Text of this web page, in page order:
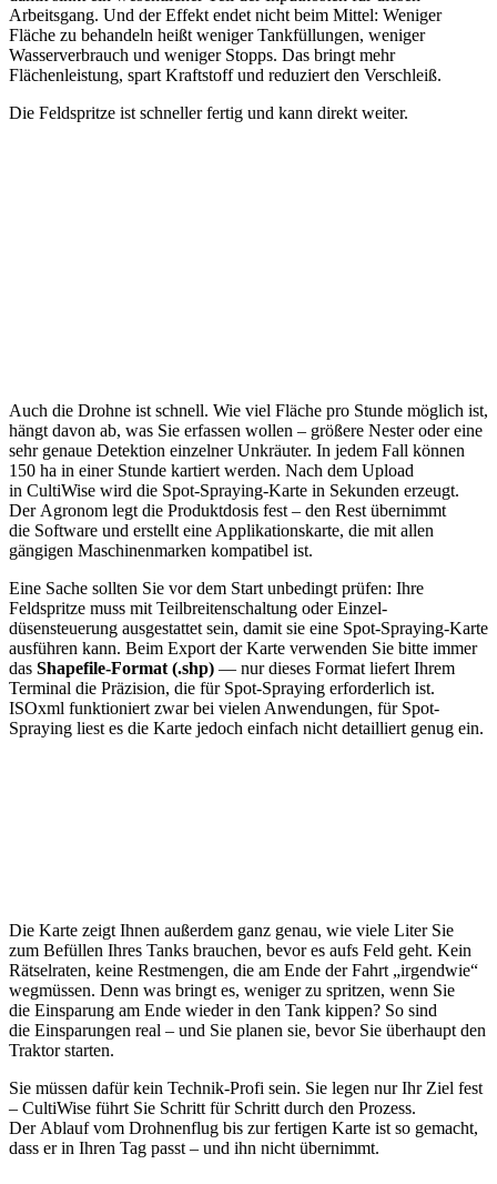
Arbeitsgang. Und der Effekt endet nicht beim Mittel: Weniger
Fläche zu behandeln heißt weniger Tankfüllungen, weniger
Wasserverbrauch und weniger Stopps. Das bringt mehr
Flächenleistung, spart Kraftstoff und reduziert den Verschleiß.
Die Feldspritze ist schneller fertig und kann direkt weiter.
Auch die Drohne ist schnell. Wie viel Fläche pro Stunde möglich ist,
hängt davon ab, was Sie erfassen wollen – größere Nester oder eine
sehr genaue Detektion einzelner Unkräuter. In jedem Fall können
150 ha in einer Stunde kartiert werden. Nach dem Upload
in CultiWise wird die Spot-Spraying-Karte in Sekunden erzeugt.
Der Agronom legt die Produktdosis fest – den Rest übernimmt
die Software und erstellt eine Applikationskarte, die mit allen
gängigen Maschinenmarken kompatibel ist.
Eine Sache sollten Sie vor dem Start unbedingt prüfen: Ihre
Feldspritze muss mit Teilbreitenschaltung oder Einzel­
düsensteuerung ausgestattet sein, damit sie eine Spot-Spraying-Karte
ausführen kann. Beim Export der Karte verwenden Sie bitte immer
das Shapefile-Format (.shp) — nur dieses Format liefert Ihrem
Terminal die Präzision, die für Spot-Spraying erforderlich ist.
ISOxml funktioniert zwar bei vielen Anwendungen, für Spot-
Spraying liest es die Karte jedoch einfach nicht detailliert genug ein.
Die Karte zeigt Ihnen außerdem ganz genau, wie viele Liter Sie
zum Befüllen Ihres Tanks brauchen, bevor es aufs Feld geht. Kein
Rätselraten, keine Restmengen, die am Ende der Fahrt „irgendwie“
wegmüssen. Denn was bringt es, weniger zu spritzen, wenn Sie
die Einsparung am Ende wieder in den Tank kippen? So sind
die Einsparungen real – und Sie planen sie, bevor Sie überhaupt den
Traktor starten.
Sie müssen dafür kein Technik-Profi sein. Sie legen nur Ihr Ziel fest
– CultiWise führt Sie Schritt für Schritt durch den Prozess.
Der Ablauf vom Drohnenflug bis zur fertigen Karte ist so gemacht,
dass er in Ihren Tag passt – und ihn nicht übernimmt.